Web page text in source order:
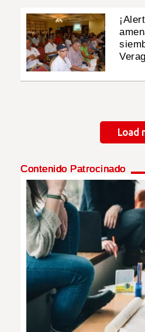
Load
Contenido Patrocinado